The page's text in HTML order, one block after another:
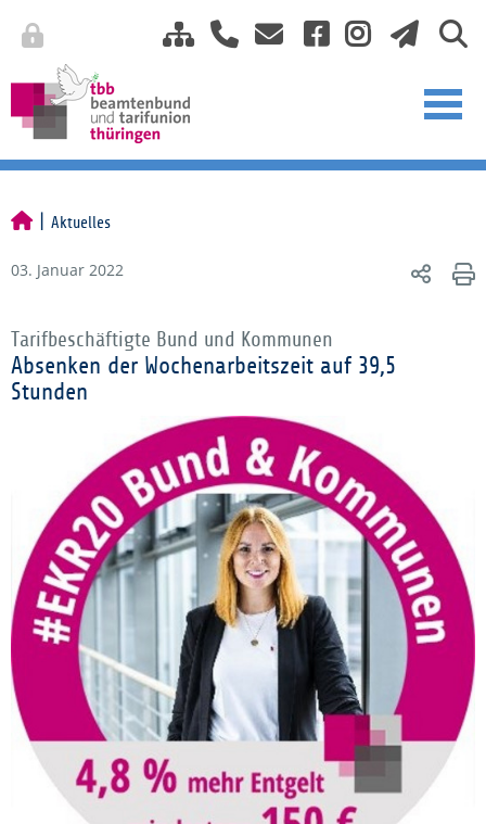
Aktuelles
03. Januar 2022
Tarifbeschäftigte Bund und Kommunen
Absenken der Wochenarbeitszeit auf 39,5
Stunden